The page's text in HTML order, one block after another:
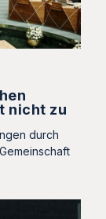
nicht zu
durch